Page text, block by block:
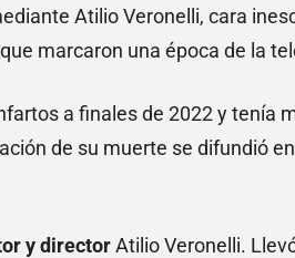
Atilio Veronelli, cara
marcaron una época de la
a finales de 2022 y tenía
de su muerte se difundió
y directorAtilio Veronelli.